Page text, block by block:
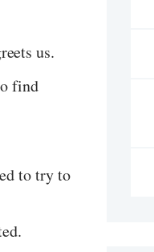
us.
find
to try to